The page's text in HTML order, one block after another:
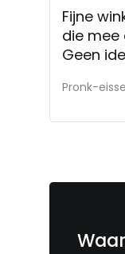
Fijne
die mee
Geen
Pronk-